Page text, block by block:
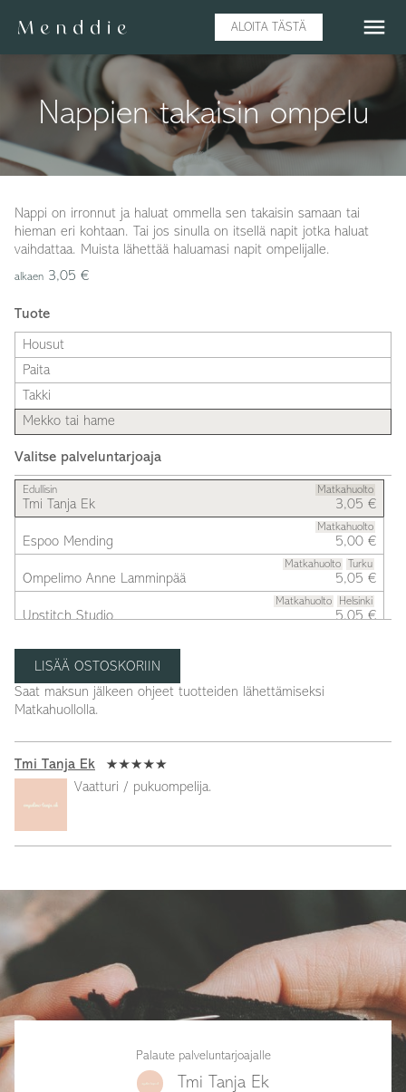
ALOITA TÄSTÄ menu
Nappien takaisin ompelu
Nappi on irronnut ja haluat ommella sen takaisin samaan tai
hieman eri kohtaan. Tai jos sinulla on itsellä napit jotka haluat
vaihdattaa. Muista lähettää haluamasi napit ompelijalle.
alkaen 3,05 €
Tuote
Housut
Paita
Takki
Mekko tai hame
Valitse palveluntarjoaja
Edullisin Matkahuolto
Tmi Tanja Ek 3,05 €
Matkahuolto
Espoo Mending 5,00 €
Matkahuolto Turku
Ompelimo Anne Lamminpää 5,05 €
Matkahuolto Helsinki
Upstitch Studio 5,05 €
Ompelimo Helka
RESTYLE
Saat maksun jälkeen ohjeet tuotteiden lähettämiseksi
Matkahuollolla.
Tmi Tanja Ek
Vaatturi / pukuompelija.
Palaute palveluntarjoajalle
Tmi Tanja Ek